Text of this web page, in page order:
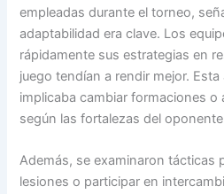
empleadas durante el torneo,
adaptabilidad era clave. Los
rápidamente sus estrategias en
juego tendían a rendir mejor.
implicaba cambiar formaciones o
según las fortalezas del
Además, se examinaron tácticas
lesiones o participar en